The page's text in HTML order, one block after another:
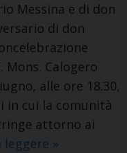
Messina e di don
di don
Mons. Calogero
alle ore 18.30,
in cui la comunità
attorno ai
leggere Un
»